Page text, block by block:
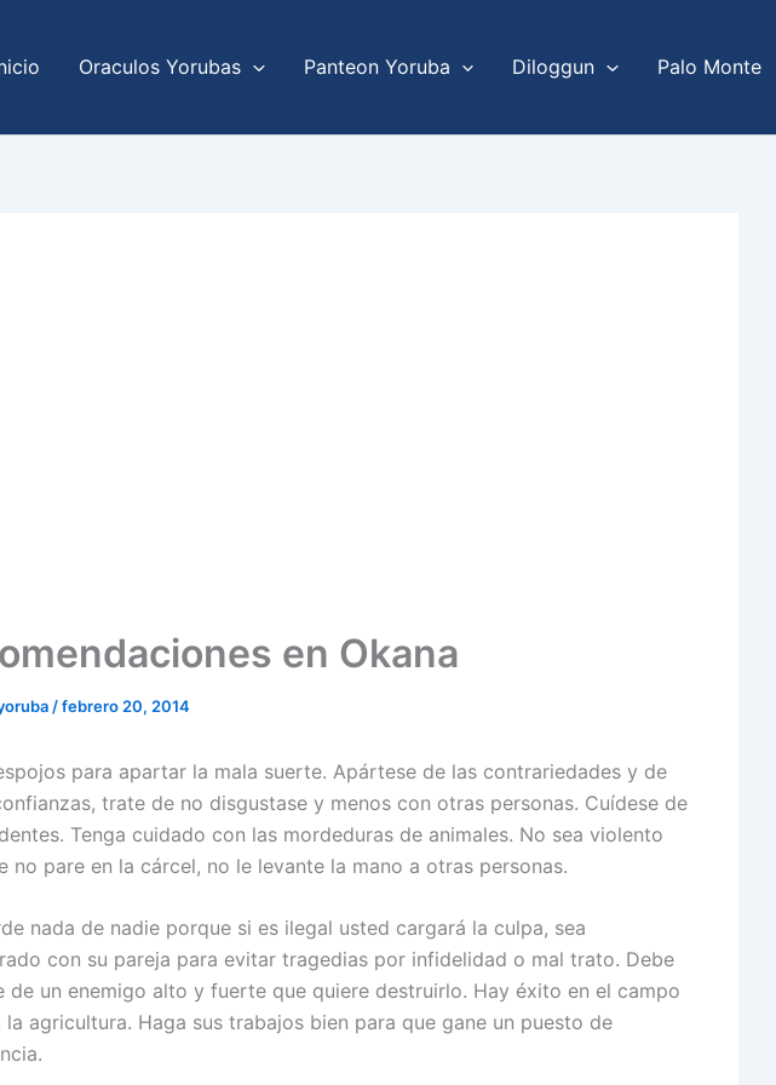
Oraculos Yorubas Panteon Yoruba Diloggun Palo Monte
en Okana
/febrero 20, 2014
para apartar la mala suerte. Apártese de las contrariedades y de
trate de no disgustase y menos con otras personas. Cuídese de
Tenga cuidado con las mordeduras de animales. No sea violento
no pare en la cárcel, no le levante la mano a otras personas.
nada de nadie porque si es ilegal usted cargará la culpa, sea
con su pareja para evitar tragedias por infidelidad o mal trato. Debe
de un enemigo alto y fuerte que quiere destruirlo. Hay éxito en el campo
la agricultura. Haga sus trabajos bien para que gane un puesto de